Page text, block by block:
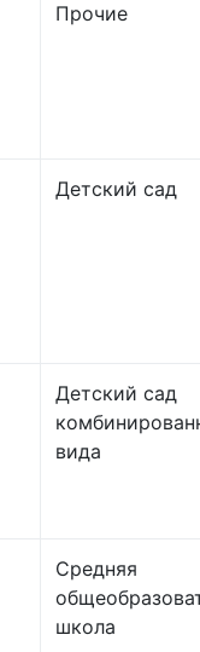
Прочие
Детский сад
Детский сад
вида
Средняя
школа